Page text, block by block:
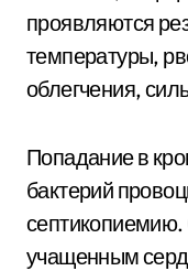
проявляются
температуры,
облегчения,
Попадание в
бактерий
септикопиемию.
учащенным